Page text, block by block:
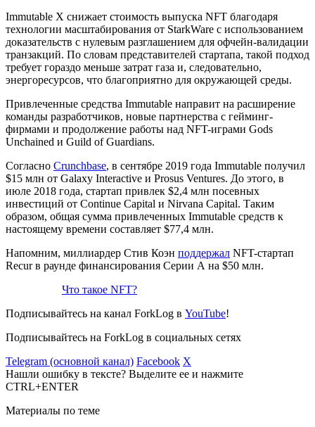
Immutable X снижает стоимость выпуска NFT благодаря
технологии масштабирования от StarkWare с использованием
доказательств с нулевым разглашением для офчейн-валидации
транзакций. По словам представителей стартапа, такой подход
требует гораздо меньше затрат газа и, следовательно,
энергоресурсов, что благоприятно для окружающей среды.
Привлеченные средства Immutable направит на расширение
команды разработчиков, новые партнерства с гейминг-
фирмами и продолжение работы над NFT-играми Gods
Unchained и Guild of Guardians.
Согласно Crunchbase, в сентябре 2019 года Immutable получил
$15 млн от Galaxy Interactive и Prosus Ventures. До этого, в
июле 2018 года, стартап привлек $2,4 млн посевных
инвестиций от Continue Capital и Nirvana Capital. Таким
образом, общая сумма привлеченных Immutable средств к
настоящему времени составляет $77,4 млн.
Напомним, миллиардер Стив Коэн поддержал NFT-стартап
Recur в раунде финансирования Серии А на $50 млн.
Что такое NFT?
Подписывайтесь на канал ForkLog в YouTube!
Подписывайтесь на ForkLog в социальных сетях
Telegram (основной канал) Facebook X
Нашли ошибку в тексте? Выделите ее и нажмите
CTRL+ENTER
Материалы по теме